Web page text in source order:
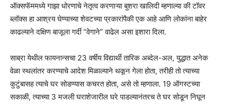
ऑक्सफॅममध्ये गाझा धोरणाचे नेतृत्व करणाऱ्या बुशरा खालिदी म्हणाल्या की टॉवर
ब्लॉक्स हा आश्रय घेण्याच्या शेवटच्या प्रकारांपैकी एक आहे आणि लोकांना बाहेर
काढल्याने दक्षिण बाजूला गर्दी “वेगाने” वाढेल असा इशारा दिला.
साब्रा येथील फायनान्सचा 23 वर्षीय विद्यार्थी तारिक अब्देल-अल, युद्धात अनेक
वेळा स्थलांतर करण्याचे आदेश मिळाल्याने थकून गेला होता, तरीही तो त्याच्या
कुटुंबासह त्याचे घर सोडण्यास कचरत होता, असे तो म्हणाला. 19 ऑगस्टच्या
सकाळी, त्याच्या 3 मजली घराशेजारील घरे पाडल्यानंतरच ते घर सोडून निघून